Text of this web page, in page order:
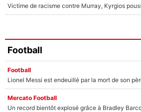
Football
Football
Mercato Football